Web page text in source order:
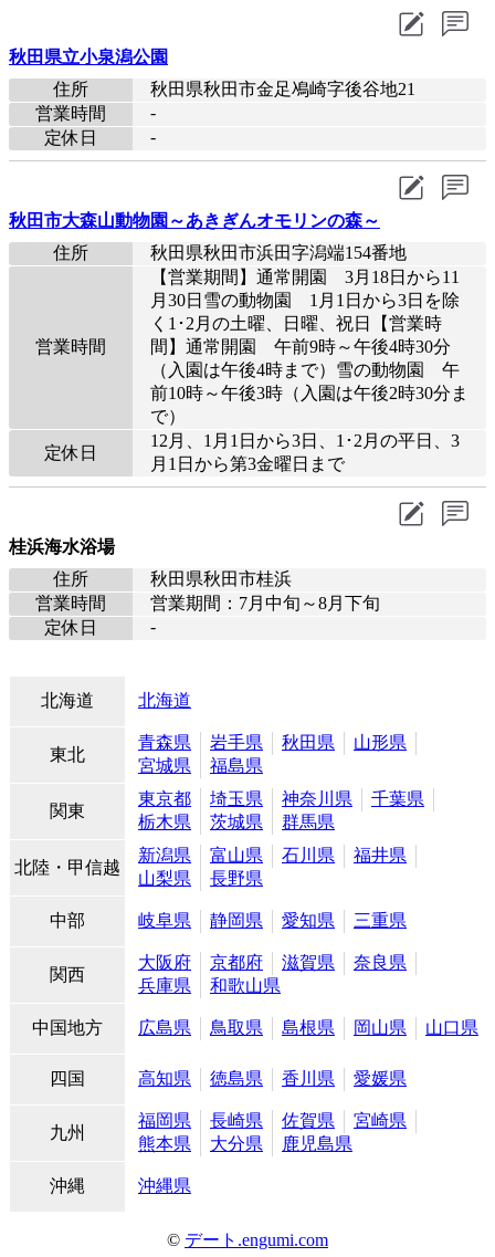
秋田県立小泉潟公園
住所
秋田県秋田市金足鳰崎字後谷地21
営業時間
-
定休日
-
秋田市大森山動物園～あきぎんオモリンの森～
住所
秋田県秋田市浜田字潟端154番地
営業時間
【営業期間】通常開園 3月18日から11
月30日雪の動物園 1月1日から3日を除
く1･2月の土曜、日曜、祝日【営業時
間】通常開園 午前9時～午後4時30分
（入園は午後4時まで）雪の動物園 午
前10時～午後3時（入園は午後2時30分ま
で）
定休日
12月、1月1日から3日、1･2月の平日、3
月1日から第3金曜日まで
桂浜海水浴場
住所
秋田県秋田市桂浜
営業時間
営業期間：7月中旬～8月下旬
定休日
-
北海道 北海道
東北
青森県 岩手県 秋田県
山形県
宮城県
福島県
関東
東京都 埼玉県 神奈川県
千葉県
栃木県
茨城県 群馬県
北陸・甲信越
新潟県 富山県 石川県
福井県
山梨県
長野県
中部 岐阜県 静岡県 愛知県 三重県
関西
大阪府 京都府 滋賀県
奈良県
兵庫県
和歌山県
中国地方 広島県 鳥取県 島根県 岡山県 山口県
四国 高知県 徳島県 香川県 愛媛県
九州
福岡県 長崎県 佐賀県
宮崎県
熊本県
大分県 鹿児島県
沖縄 沖縄県
© デート.engumi.com